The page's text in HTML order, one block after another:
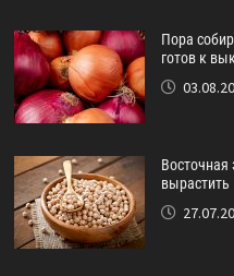
Пора
готов к
Восточная
вырастить